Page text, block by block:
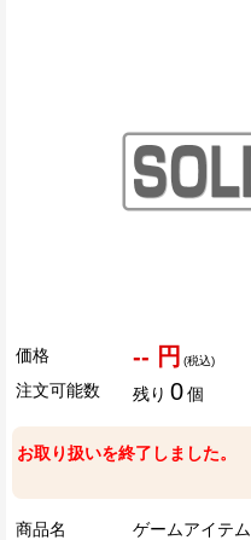
価格 -- 円 (税込)
注文可能数 残り 0個
お取り扱いを終了しました。
商品名
ゲームアイテム